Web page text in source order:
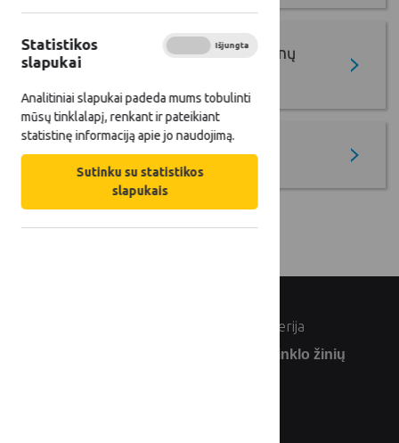
Statistikos
slapukai
Išjungta
Analitiniai slapukai padeda mums tobulinti
mūsų tinklalapį, renkant ir pateikiant
statistinę informaciją apie jo naudojimą.
Sutinku su statistikos
slapukais
Gerųjų projektų pavyzdžių duomenų
bazė
Krašto auksas
© Lietuvos Respublikos žemės ūkio ministerija
Užsiprenumeruokite Lietuvos kaimo tinklo žinių